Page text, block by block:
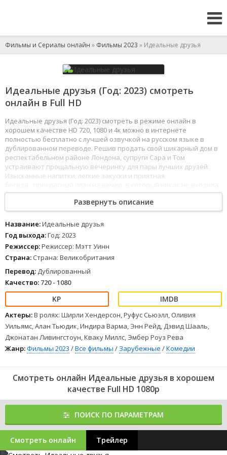
Фильмы и Сериалы онлайн » Фильмы 2023 » Идеальные друзья
Идеальные друзья (Год: 2023) смотреть
онлайн в Full HD
Идеальные друзья (Год: 2023) смотреть в режиме онлайн в
хорошем качестве HD 720, 1080 и 4к можно в интернете
полностью бесплатно с лучшей озвучкой на русском языке в
дублированном переводе. Решив продать свой шикарный дом в
респектабельном районе Лондона, супруги Сара и Том
устраивают прощальную вечеринку для пары лучших друзей.
Изысканные напитки, легкие закуски и приятная
незваная гостья. Модная писательница Джессика - давняя
знакомая компании - подготовила убийственное развлечение,
и теперь всех ждет полная сюрпризов ночь.
1 234 5 6 78
Развернуть описание
Название:Идеальные друзья
Год выхода:Год: 2023
Режиссер:Режиссер: Мэтт Уинн
Страна: Страна: Великобритания
Перевод: Дублированный
Качество: 720 - 1080
Актеры:В ролях: Ширли Хендерсон, Руфус Сьюэлл, Оливия
Уильямс, Алан Тьюдик, Индира Варма, Энн Рейд, Дэвид Шааль,
Джонатан Ливингстоун, Кваку Миллс, Эмбер Роуз Рева
Жанр:Фильмы 2023 /Все фильмы / Зарубежные /Комедии
Смотреть онлайн Идеальные друзья в хорошем
качестве Full HD 1080p
ПОИСК ПО ПАРАМЕТРАМ
Смотреть онлайн Трейлер